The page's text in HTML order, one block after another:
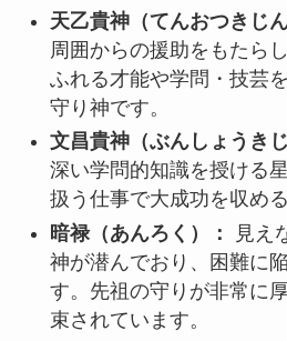
天乙貴神（てんおつきじ
周囲からの援助をもたら
ふれる才能や学問・技芸
守り神です。
文昌貴神（ぶんしょうき
深い学問的知識を授ける
扱う仕事で大成功を収める
暗禄（あんろく）：
見え
神が潜んでおり、困難に
す。先祖の守りが非常に
束されています。